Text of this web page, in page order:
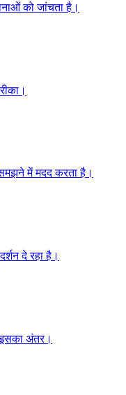
को जांचता है।
समझने में मदद करता है।
दे रहा है।
अंतर।